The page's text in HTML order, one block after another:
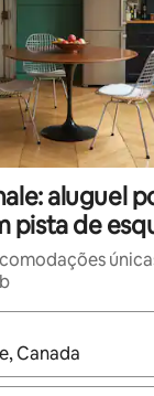
aluguel
pista de
estiverem